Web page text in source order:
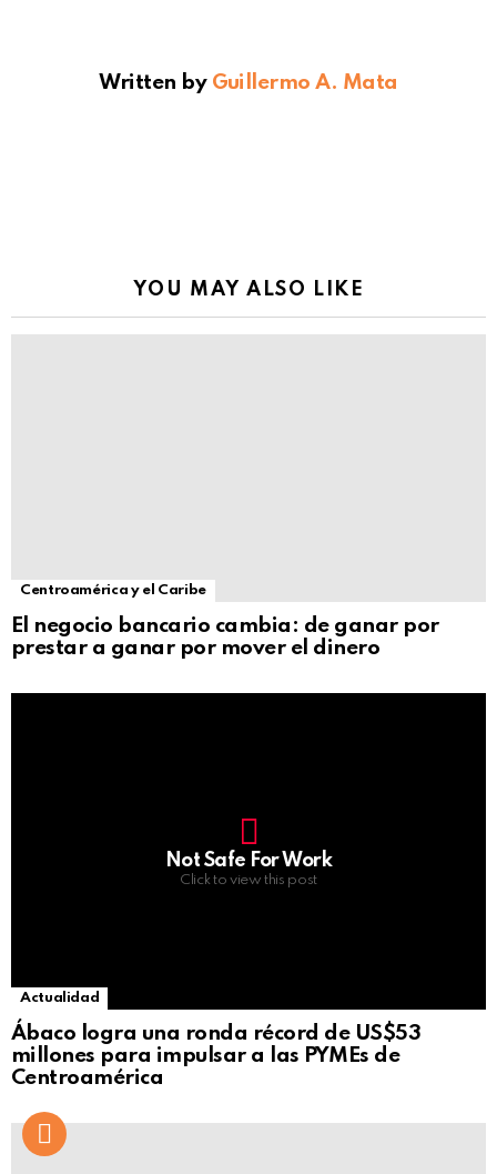
Written by Guillermo A. Mata
YOU MAY ALSO LIKE
Centroamérica y el Caribe
El negocio bancario cambia: de ganar por
prestar a ganar por mover el dinero
Not Safe For Work
Click to view this post
Actualidad
Ábaco logra una ronda récord de US$53
millones para impulsar a las PYMEs de
Centroamérica